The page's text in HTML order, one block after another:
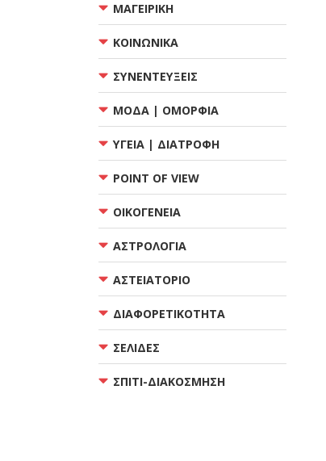
ΜΑΓΕΙΡΙΚΗ
ΚΟΙΝΩΝΙΚΑ
ΣΥΝΕΝΤΕΥΞΕΙΣ
ΜΟΔΑ | ΟΜΟΡΦΙΑ
ΥΓΕΙΑ | ΔΙΑΤΡΟΦΗ
POINT OF VIEW
ΟΙΚΟΓΕΝΕΙΑ
ΑΣΤΡΟΛΟΓΙΑ
ΑΣΤΕΙΑΤΟΡΙΟ
ΔΙΑΦΟΡΕΤΙΚΟΤΗΤΑ
ΣΕΛΙΔΕΣ
ΣΠΙΤΙ-ΔΙΑΚΟΣΜΗΣΗ